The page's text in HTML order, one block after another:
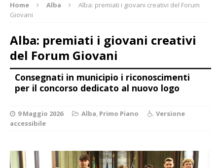
Home Alba
Alba: premiati i giovani creativi del Forum
Giovani
Alba: premiati i giovani creativi
del Forum Giovani
Consegnati in municipio i riconoscimenti
per il concorso dedicato al nuovo logo
9 Maggio 2026 Alba, Primo Piano
Versione
accessibile